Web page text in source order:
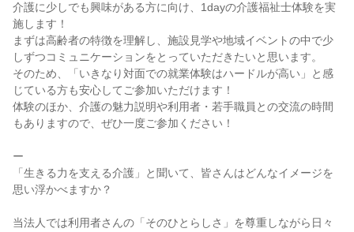
介護に少しでも興味がある方に向け、1dayの介護福祉士体験を実
施します！
まずは高齢者の特徴を理解し、施設見学や地域イベントの中で少
しずつコミュニケーションをとっていただきたいと思います。
そのため、「いきなり対面での就業体験はハードルが高い」と感
じている方も安心してご参加いただけます！
体験のほか、介護の魅力説明や利用者・若手職員との交流の時間
もありますので、ぜひ一度ご参加ください！
ー
「生きる力を支える介護」と聞いて、皆さんはどんなイメージを
思い浮かべますか？
当法人では利用者さんの「そのひとらしさ」を尊重しながら日々